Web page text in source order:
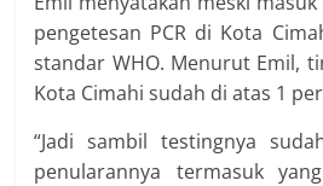
pengetesan PCR di Kota
standar WHO. Menurut Emil,
Kota Cimahi sudah di atas 1
“Jadi sambil testingnya
penularannya termasuk